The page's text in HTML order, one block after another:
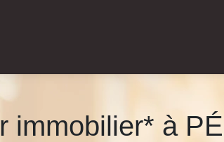
immobilier* à